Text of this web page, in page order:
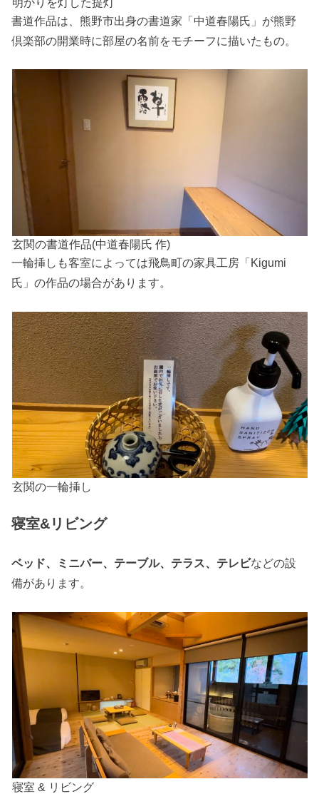
書道作品は、熊野市出身の書道家「中道春陽氏」が熊野
倶楽部の開業時に部屋の名前をモチーフに描いたもの。
玄関の書道作品(中道春陽氏 作)
一輪挿しも客室によっては飛鳥町の家具工房「Kigumi
氏」の作品の場合があります。
玄関の一輪挿し
寝室&リビング
ベッド、ミニバー、テーブル、テラス、テレビなどの設
備があります。
寝室 & リビング